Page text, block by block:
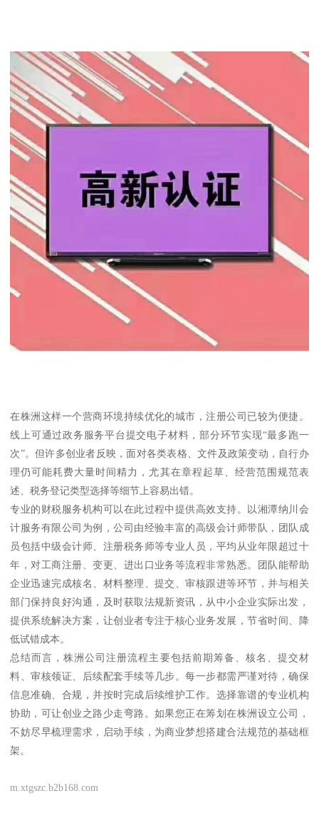
在株洲这样一个营商环境持续优化的城市，注册公司已较为便捷。
线上可通过政务服务平台提交电子材料，部分环节实现“最多跑一
次”。但许多创业者反映，面对各类表格、文件及政策变动，自行办
理仍可能耗费大量时间精力，尤其在章程起草、经营范围规范表
述、税务登记类型选择等细节上容易出错。
专业的财税服务机构可以在此过程中提供高效支持。以湘潭纳川会
计服务有限公司为例，公司由经验丰富的高级会计师带队，团队成
员包括中级会计师、注册税务师等专业人员，平均从业年限超过十
年，对工商注册、变更、进出口业务等流程非常熟悉。团队能帮助
企业迅速完成核名、材料整理、提交、审核跟进等环节，并与相关
部门保持良好沟通，及时获取法规新资讯，从中小企业实际出发，
提供系统解决方案，让创业者专注于核心业务发展，节省时间、降
低试错成本。
总结而言，株洲公司注册流程主要包括前期筹备、核名、提交材
料、审核领证、后续配套手续等几步。每一步都需严谨对待，确保
信息准确、合规，并按时完成后续维护工作。选择靠谱的专业机构
协助，可让创业之路少走弯路。如果您正在筹划在株洲设立公司，
不妨尽早梳理需求，启动手续，为商业梦想搭建合法规范的基础框
架。
m.xtgszc.b2b168.com